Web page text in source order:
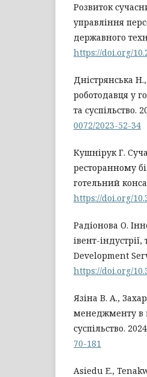
Розвиток
управління
державного
https://doi.org/
Дністрянська
роботодавця у
та суспільство.
0072/2023-52-34
Кушнірук Г.
ресторанному
готельний
https://doi.org/
Радіонова О.
івент-
Development
https://doi.org/
Язіна В. А.,
менеджменту в
суспільство.
70-181
Asiedu E.,